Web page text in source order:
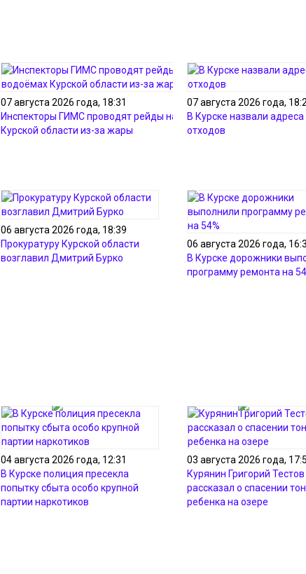
07 августа 2026 года, 18:31
Инспекторы ГИМС проводят рейды на водоёмах
Курской области из-за жары
07 августа 2026 года,
В Курске назвали
отходов
06 августа 2026 года, 18:39
Прокуратуру Курской области
возглавил Дмитрий Бурко
06 августа 2026 года,
В Курске дорожники
программу ремонта на
04 августа 2026 года, 12:31
В Курске полиция пресекла
попытку сбыта особо крупной
партии наркотиков
03 августа 2026 года,
Курянин Григорий Тестов
рассказал о спасении
ребенка на озере